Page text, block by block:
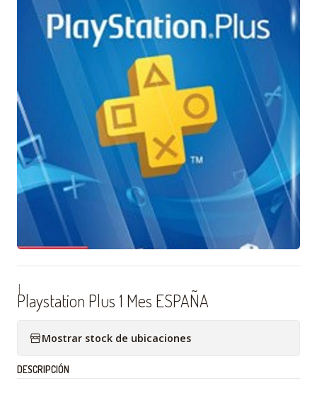
|
Playstation Plus 1 Mes ESPAÑA
Mostrar stock de ubicaciones
DESCRIPCIÓN